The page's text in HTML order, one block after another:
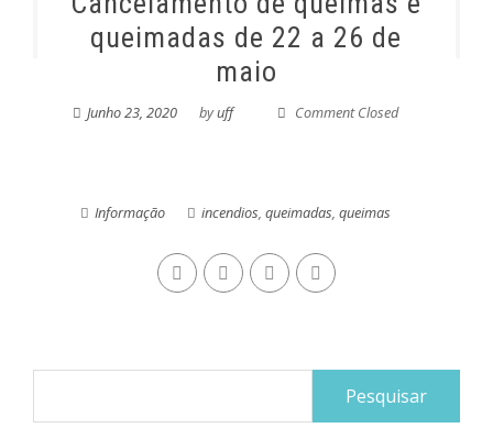
queimadas de 22 a 26 de
maio
Junho 23, 2020 byuff Comment Closed
Informação incendios, queimadas, queimas